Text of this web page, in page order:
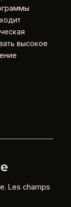
высокое
Les champs